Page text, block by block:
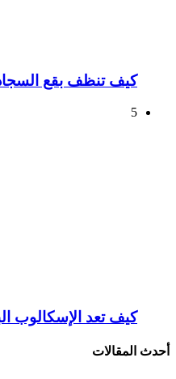
كيف تنظف بقع
5
كيف تعد الإسكالوب
أحدث المقالات